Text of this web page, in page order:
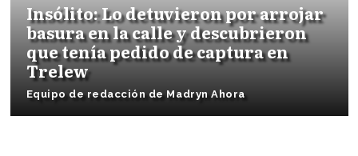
Insólito: Lo detuvieron por arrojar
basura en la calle y descubrieron
que tenía pedido de captura en
Trelew
Equipo de redacción de Madryn Ahora